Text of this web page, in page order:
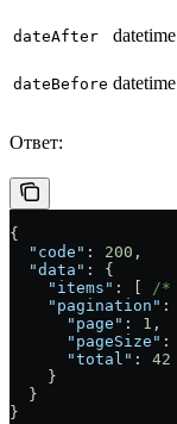
dateAfter datetime
dateBefore datetime
Ответ:
{
  "code"
: 200 ,
  "data"
: {
    "items"
: [ /*
    "pagination"
:
      "page"
: 1 ,
      "pageSize"
:
      "total"
: 42
    }
  }
}